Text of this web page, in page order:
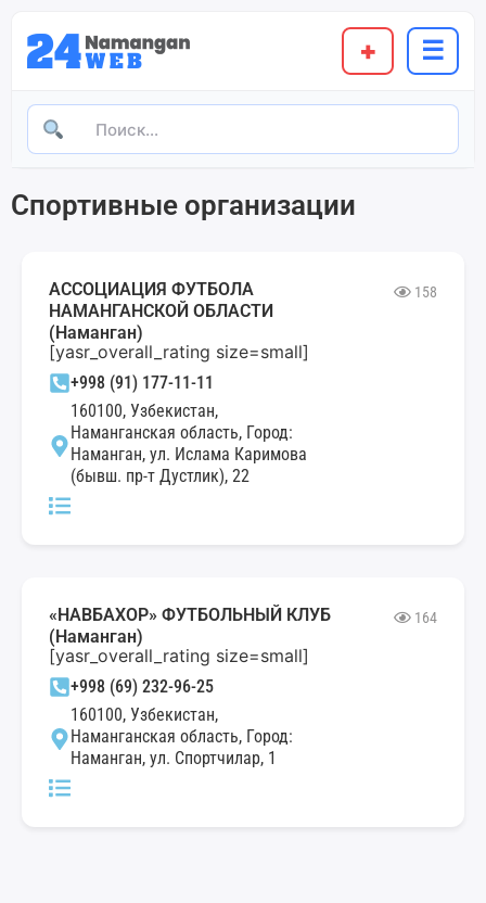
+ ☰
Спортивные организации
АССОЦИАЦИЯ ФУТБОЛА
НАМАНГАНСКОЙ ОБЛАСТИ
(Наманган)
158
[yasr_overall_rating size=small]
+998 (91) 177-11-11
160100, Узбекистан,
Наманганская область, Город:
Наманган, ул. Ислама Каримова
(бывш. пр-т Дустлик), 22
«НАВБАХОР» ФУТБОЛЬНЫЙ КЛУБ
(Наманган)
164
[yasr_overall_rating size=small]
+998 (69) 232-96-25
160100, Узбекистан,
Наманганская область, Город:
Наманган, ул. Спортчилар, 1